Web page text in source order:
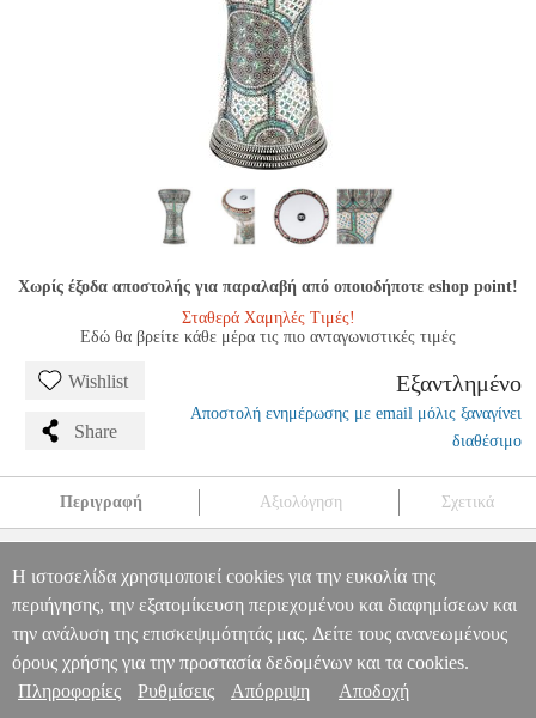
Χωρίς έξοδα αποστολής για παραλαβή από οποιοδήποτε eshop point!
Σταθερά Χαμηλές Τιμές!
Εδώ θα βρείτε κάθε μέρα τις πιο ανταγωνιστικές τιμές
Wishlist
Share
Εξαντλημένο
Αποστολή ενημέρωσης με email μόλις ξαναγίνει
διαθέσιμο
Περιγραφή Αξιολόγηση Σχετικά
TΟΥΜΠΕΛΕΚΙ MSC.303660 MSC.303660 MEINL PERCUSSION
MEINL PERCUSSION
ΚΡΟΥΣΤΑ
MEINL AEED3 8 3/4" WHITE
PEARL MOSAIC PALACE TΟΥΜΠΕΛΕΚΙ
0
Πληροφορίες & Υπηρεσίες >
Η ιστοσελίδα χρησιμοποιεί cookies για την ευκολία της
περιήγησης, την εξατομίκευση περιεχομένου και διαφημίσεων και
την ανάλυση της επισκεψιμότητάς μας. Δείτε τους ανανεωμένους
όρους χρήσης για την προστασία δεδομένων και τα cookies.
Πληροφορίες
Ρυθμίσεις Απόρριψη Αποδοχή